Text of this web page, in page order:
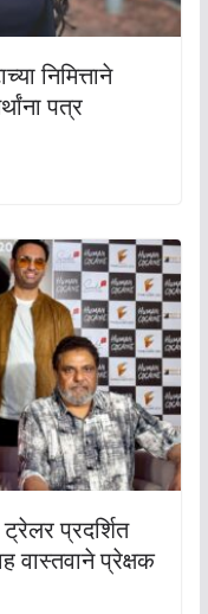
निमित्ताने
पत्र
प्रदर्शित
वास्तवाने प्रेक्षक